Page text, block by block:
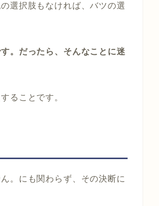
選択肢もなければ、バツの選
。だったら、そんなことに迷
ることです。
。にも関わらず、その決断に